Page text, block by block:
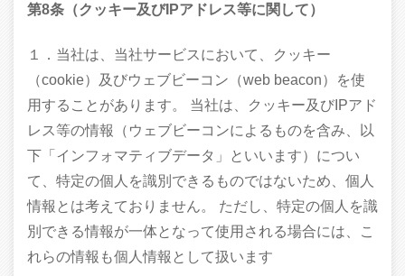
第8条（クッキー及びIPアドレス等に関して）
１．当社は、当社サービスにおいて、クッキー
（cookie）及びウェブビーコン（web beacon）を使
用することがあります。 当社は、クッキー及びIPアド
レス等の情報（ウェブビーコンによるものを含み、以
下「インフォマティブデータ」といいます）につい
て、特定の個人を識別できるものではないため、個人
情報とは考えておりません。 ただし、特定の個人を識
別できる情報が一体となって使用される場合には、こ
れらの情報も個人情報として扱います